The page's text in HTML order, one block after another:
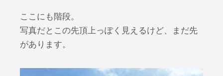
ここにも階段。
写真だとこの先頂上っぽく見えるけど、まだ先
があります。